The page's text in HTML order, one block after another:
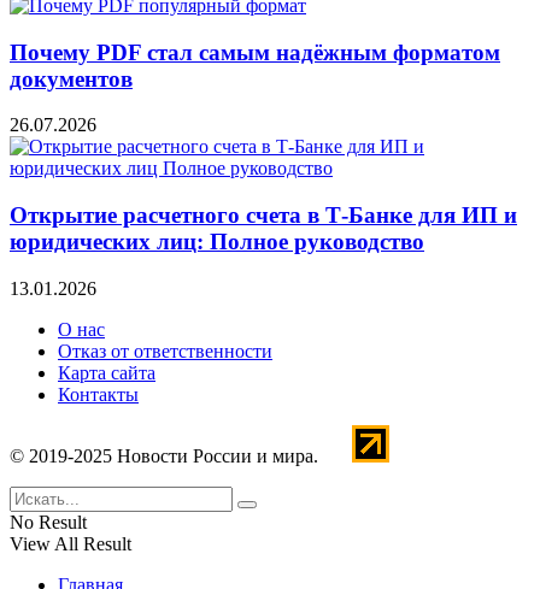
Почему PDF стал самым надёжным форматом
документов
26.07.2026
Открытие расчетного счета в Т-Банке для ИП и
юридических лиц: Полное руководство
13.01.2026
О нас
Отказ от ответственности
Карта сайта
Контакты
© 2019-2025 Новости России и мира.
No Result
View All Result
Главная